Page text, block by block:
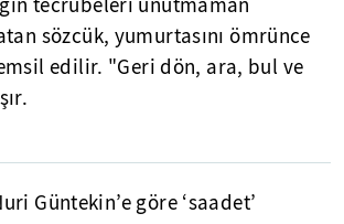
tecrübeleri unutmaman
sözcük, yumurtasını ömrünce
edilir. "Geri dön, ara, bul ve
Güntekin’e göre ‘saadet’